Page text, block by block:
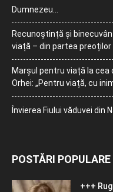
Dumnezeu…
Recunoștință și
viață – din partea preoților
Marșul pentru viață la cea
Orhei: „Pentru viață, cu
Învierea Fiului văduvei din
POSTĂRI POPULARE
+++